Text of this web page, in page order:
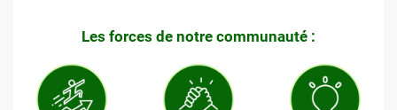
Les forces de notre communauté :